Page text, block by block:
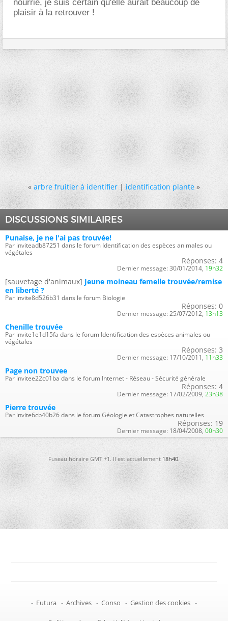
nourrie, je suis certain qu'elle aurait beaucoup de
plaisir à la retrouver !
« arbre fruitier à identifier|identification plante »
DISCUSSIONS SIMILAIRES
Punaise, je ne l'ai pas trouvée!
Par inviteadb87251 dans le forum Identification des espèces animales ou
végétales
Réponses: 4
Dernier message: 30/01/2014, 19h32
[sauvetage d'animaux] Jeune moineau femelle trouvée/remise
en liberté ?
Par invite8d526b31 dans le forum Biologie
Réponses: 0
Dernier message: 25/07/2012, 13h13
Chenille trouvée
Par invite1e1d15fa dans le forum Identification des espèces animales ou
végétales
Réponses: 3
Dernier message: 17/10/2011, 11h33
Page non trouvee
Par invitee22c01ba dans le forum Internet - Réseau - Sécurité générale
Réponses: 4
Dernier message: 17/02/2009, 23h38
Pierre trouvée
Par invite6cb40b26 dans le forum Géologie et Catastrophes naturelles
Réponses: 19
Dernier message: 18/04/2008, 00h30
Fuseau horaire GMT +1. Il est actuellement18h40.
- Futura - Archives - Conso - Gestion des cookies -